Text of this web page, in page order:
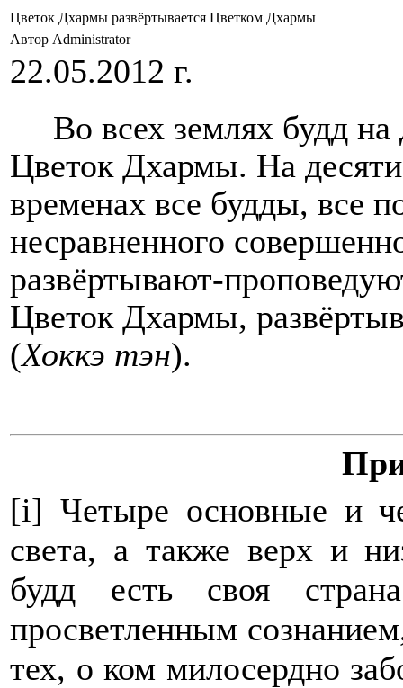
Цветок Дхармы развёртывается Цветком Дхармы
Автор Administrator
22.05.2012 г.
Во всех землях будд на
Цветок Дхармы. На десяти
временах все будды, все
несравненного
развёртывают-
Цветок Дхармы,
(Хоккэ тэн).
[i] Четыре основные и
света, а также верх и
будд есть своя
просветленным
тех, о ком милосердно